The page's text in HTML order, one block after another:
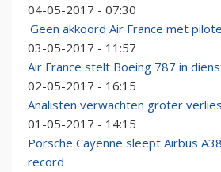
04-05-2017 - 07:30
'Geen akkoord Air France met
03-05-2017 - 11:57
Air France stelt Boeing 787 in
02-05-2017 - 16:15
Analisten verwachten groter
01-05-2017 - 14:15
Porsche Cayenne sleept Airbus
record